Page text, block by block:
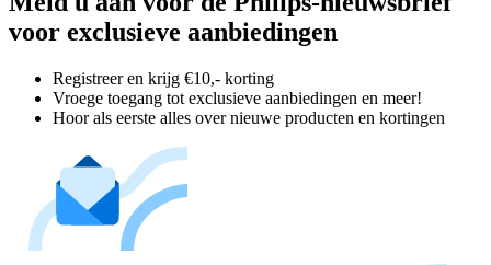
voor exclusieve aanbiedingen
Registreer en krijg €10,- korting
Vroege toegang tot exclusieve aanbiedingen en meer!
Hoor als eerste alles over nieuwe producten en kortingen